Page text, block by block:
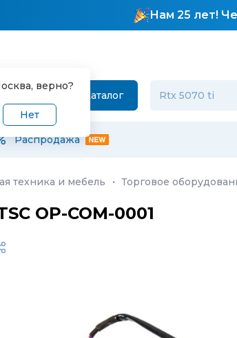
Нам 25 лет!
, верно?
Нет
Каталог
Распродажа
техника и мебель · Торговое
OP-COM-0001